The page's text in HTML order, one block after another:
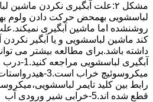
مشکل ۲:علت آبگیری نکردن
لباسشویی بهمحض ﺣﺮﮐﺖ دادن وﻟﻮم
روشنشده اﻣﺎ ﻣﺎﺷﯿﻦ آﺑﮕﯿﺮی
کند ماشین لباسشویی و یا آبگیر نکردن
داشته باشد.برای مطالعه بیشتر می
راﺑﻂ ﺑﯿﻦ ﮐﻠﯿﺪ ﺗﺎﯾﻤﺮ
ﻗﻄﻊ ﺷﺪه اند.5-خرابی شیر ورودی آب